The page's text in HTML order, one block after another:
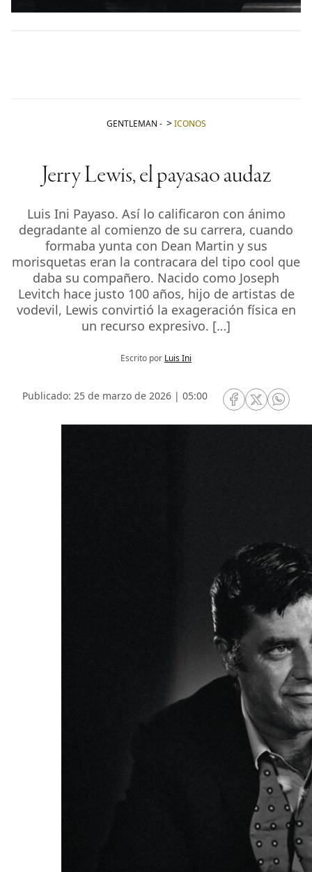
GENTLEMAN - ICONOS
Jerry Lewis, el payasao audaz
Luis Ini Payaso. Así lo calificaron con ánimo
degradante al comienzo de su carrera, cuando
formaba yunta con Dean Martin y sus
morisquetas eran la contracara del tipo cool que
daba su compañero. Nacido como Joseph
Levitch hace justo 100 años, hijo de artistas de
vodevil, Lewis convirtió la exageración física en
un recurso expresivo. […]
Escrito por Luis Ini
Publicado: 25 de marzo de 2026 | 05:00
RRSS Facebook
RRSSRRSS